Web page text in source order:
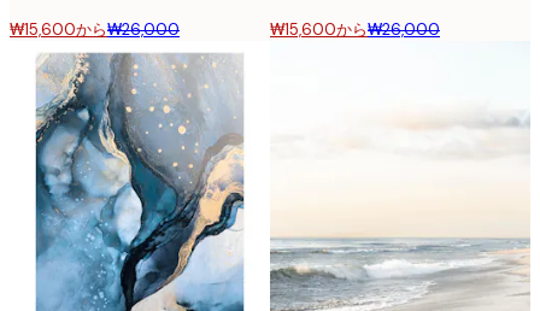
₩15,600から₩26,000 ₩15,600から₩26,000